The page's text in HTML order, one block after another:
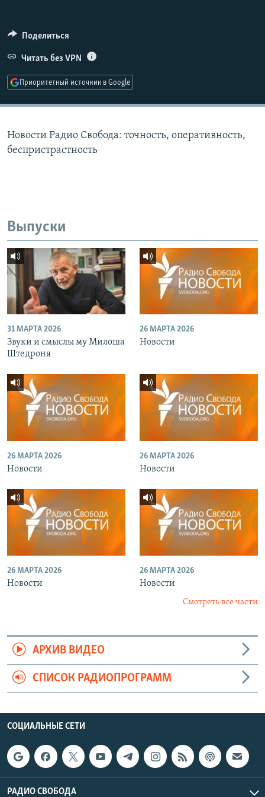
ПОДПИШИТЕСЬ НА РАССЫЛКУ
СОЦИАЛЬНЫЕ СЕТИ
Поделиться
Читать без VPN
Приоритетный источник в Google
Новости Радио Свобода: точность, оперативность,
беспристрастность
Выпуски
31 МАРТА 2026
Звуки и смыслы му Милоша
Штедроня
26 МАРТА 2026
Новости
26 МАРТА 2026
Новости
26 МАРТА 2026
Новости
26 МАРТА 2026
Новости
26 МАРТА 2026
Новости
Смотреть все части
АРХИВ ВИДЕО
СПИСОК РАДИОПРОГРАММ
СОЦИАЛЬНЫЕ СЕТИ
РАДИО СВОБОДА